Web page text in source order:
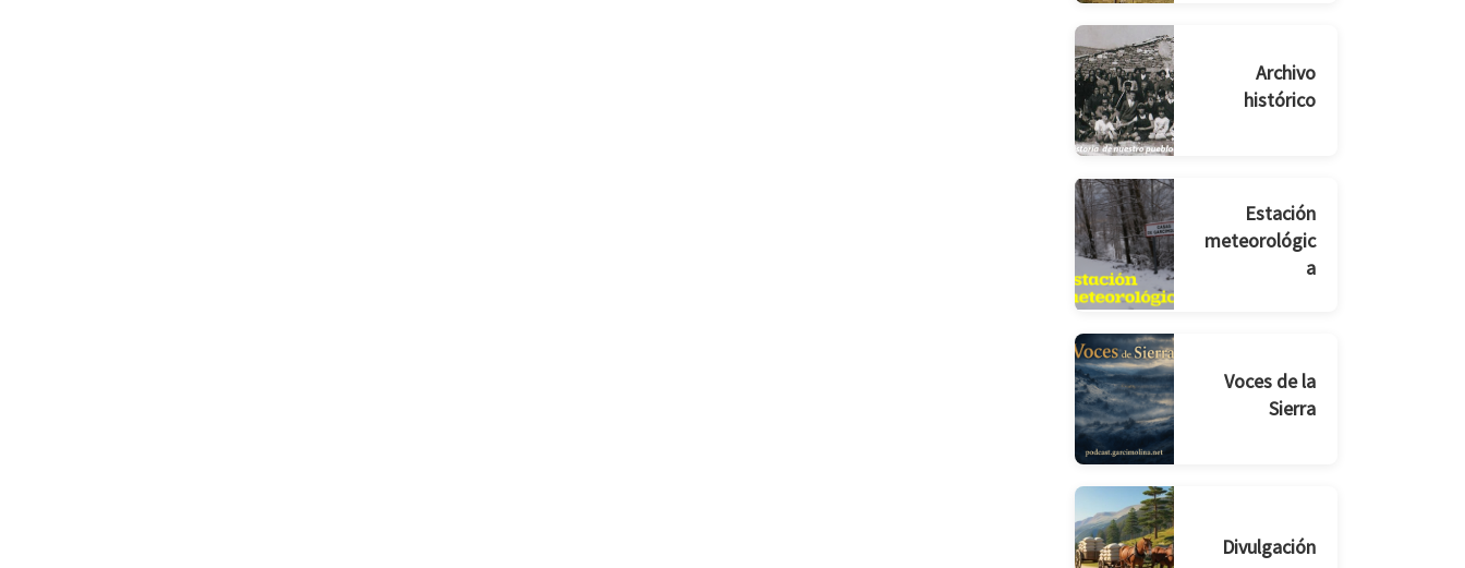
Archivo
histórico
Estación
meteorológic
a
Voces de la
Sierra
Divulgación